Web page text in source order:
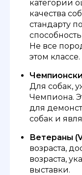
категории
качества
стандарту
Не все
этом классе.
Для собак,
Чемпиона.
для
собак и
Ветераны
возраста,
возраста,
выставки.